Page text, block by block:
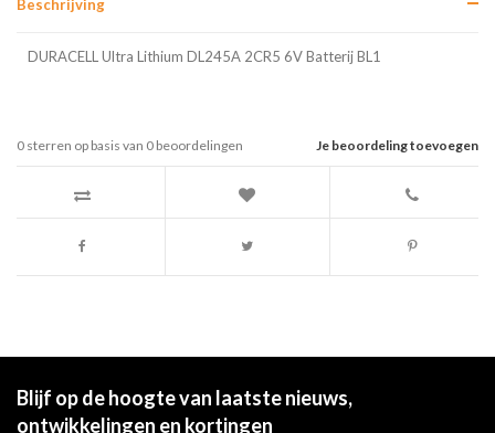
Beschrijving
DURACELL Ultra Lithium DL245A 2CR5 6V Batterij BL1
Je beoordeling toevoegen
0 sterren op basis van 0 beoordelingen
Blijf op de hoogte van laatste nieuws,
ontwikkelingen en kortingen